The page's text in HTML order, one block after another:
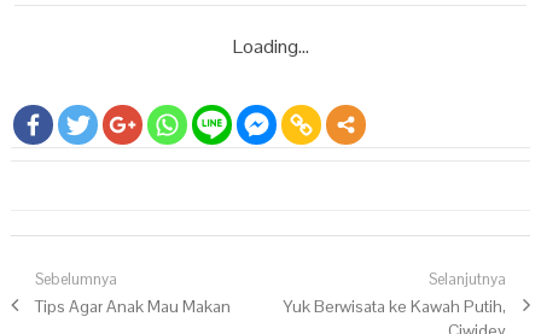
Loading...
Navigasi pos
Sebelumnya
Previous post:
Tips Agar Anak Mau Makan
Selanjutnya
Next post:
Yuk Berwisata ke Kawah Putih,